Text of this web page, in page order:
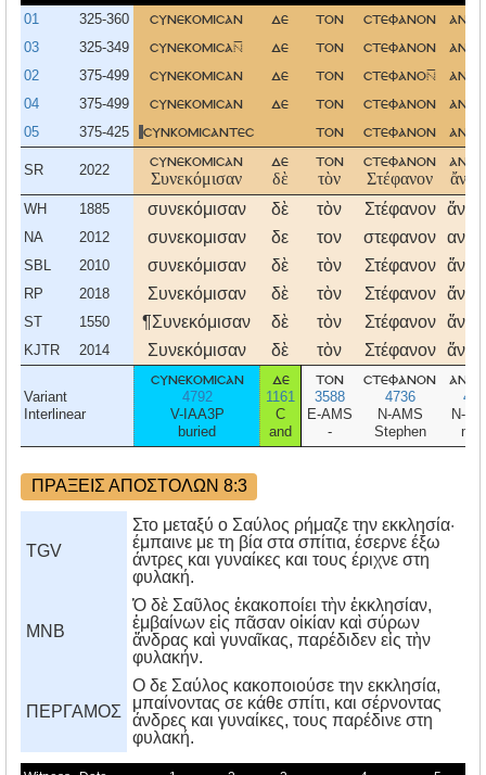
01 325-360 συνεκομισαν δε τον στεφανον
03 325-349 συνεκομισα δε τον στεφανον
02 375-499 συνεκομισαν δε τον στεφανο
04 375-499 συνεκομισαν δε τον στεφανον
05 375-425 συνκομισαντεσ τον στεφανον
SR 2022
συνεκομισαν
Συνεκόμισαν
δε
δὲ
τον
τὸν
στεφανον
Στέφανον
WH 1885 συνεκόμισαν δὲ τὸν Στέφανον
NA 2012 συνεκομισαν δε τον στεφανον
SBL 2010 συνεκόμισαν δὲ τὸν Στέφανον
RP 2018 Συνεκόμισαν δὲ τὸν Στέφανον
ST 1550 ¶Συνεκόμισαν δὲ τὸν Στέφανον
KJTR 2014 Συνεκόμισαν δὲ τὸν Στέφανον
Variant
Interlinear
συνεκομισαν
4792
V-IAA3P
buried
δε
1161
C
and
τον
3588
E-AMS
-
στεφανον
4736
N-AMS
Stephen
435
N-
ΠΡΑΞΕΙΣ ΑΠΟΣΤΟΛΩΝ 8:3
TGV
Στο μεταξύ ο Σαύλος ρήμαζε την εκκλησία·
έμπαινε με τη βία στα σπίτια, έσερνε έξω
άντρες και γυναίκες και τους έριχνε στη
φυλακή.
MNB
Ὁ δὲ Σαῦλος ἐκακοποίει τὴν ἐκκλησίαν,
ἐμβαίνων εἰς πᾶσαν οἰκίαν καὶ σύρων
ἄνδρας καὶ γυναῖκας, παρέδιδεν εἰς τὴν
φυλακήν.
ΠΕΡΓΑΜΟΣ
O δε Σαύλος κακοποιούσε την εκκλησία,
μπαίνοντας σε κάθε σπίτι, και σέρνοντας
άνδρες και γυναίκες, τους παρέδινε στη
φυλακή.